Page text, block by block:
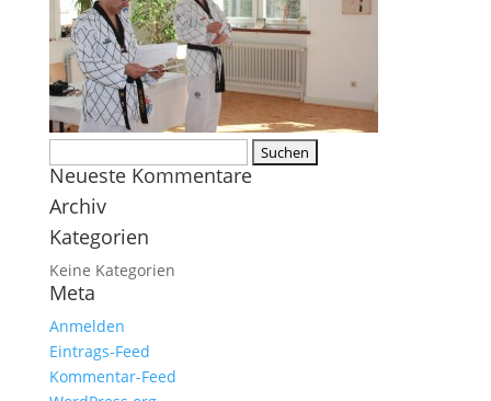
nach:
Neueste Kommentare
Archiv
Kategorien
Keine Kategorien
Meta
Anmelden
Eintrags-Feed
Kommentar-Feed